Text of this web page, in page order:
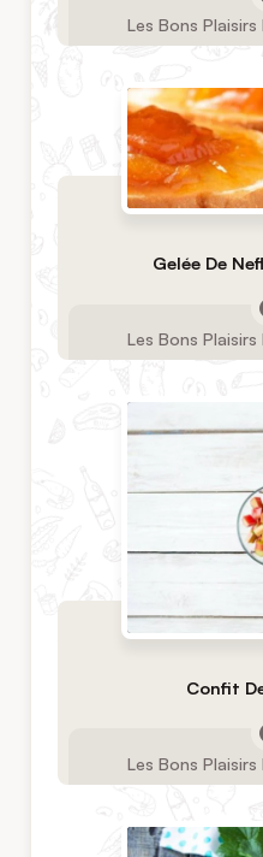
Les Bons
Gelée De
Les Bons
Confit
Les Bons